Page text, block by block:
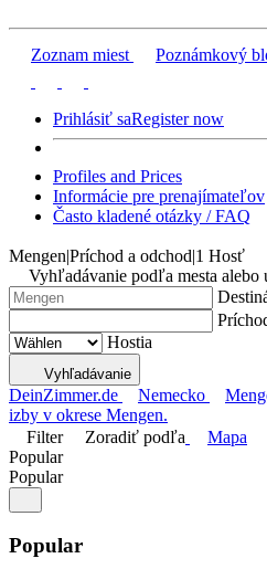
Zoznam miest Poznámkový
Prihlásiť saRegister now
Profiles and Prices
Informácie pre prenajímateľov
Často kladené otázky / FAQ
Mengen|Príchod a odchod|1 Hosť
Vyhľadávanie podľa mesta alebo
Hostia
Vyhľadávanie
DeinZimmer.de Nemecko
izby v okrese Mengen.
Filter
Zoradiť podľa
Mapa
Popular
Popular
Popular